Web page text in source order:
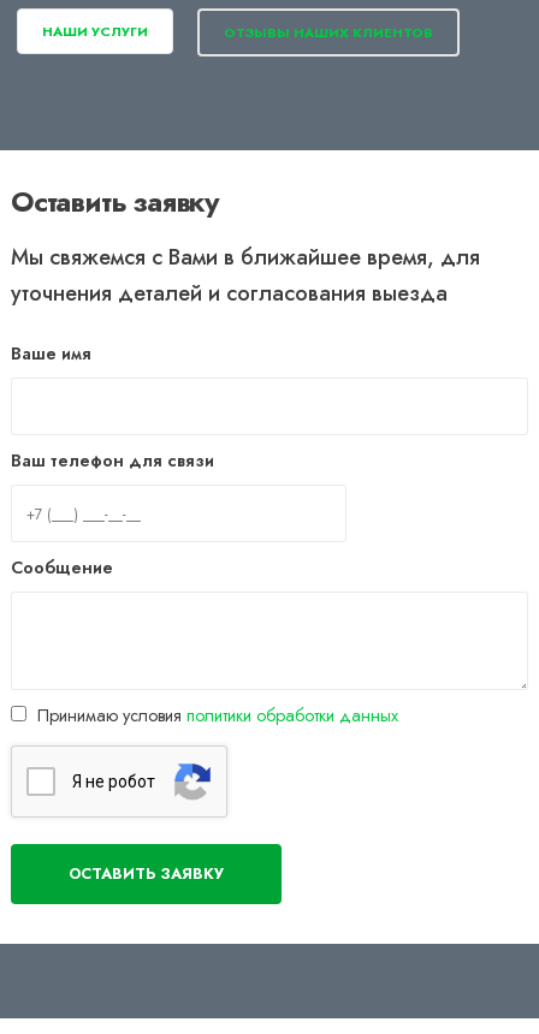
НАШИ УСЛУГИ ОТЗЫВЫ НАШИХ КЛИЕНТОВ
Оставить заявку
Мы свяжемся с Вами в ближайшее время, для
уточнения деталей и согласования выезда
Ваше имя
Ваш телефон для связи
Сообщение
Принимаю условия политики обработки данных
Я нe poбoт